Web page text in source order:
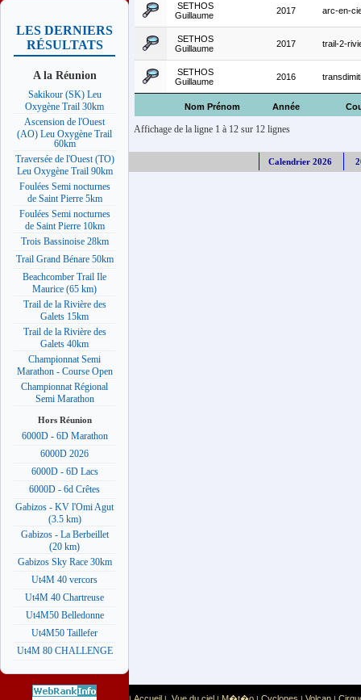
LES DERNIERS
RÉSULTATS
A la Réunion
Sakikour (SK) Leu
Oxygène Trail 30km
Ascension de l'Ouest
(AO) Leu Oxygène Trail
60km
Traversée de l'Ouest (TO)
Leu Oxygène Trail 90km
Foulées Semi nocturnes
de Saint Pierre 5km
Foulées Semi nocturnes
de Saint Pierre 10km
Trois Bassinoise 28km
Trail Grand Bénare 50km
Beachcomber Trail Ile
Maurice (65 km)
Trail de la Rivière des
Galets 15km
Trail de la Rivière des
Galets 40km
Championnat Semi
Marathon - Course Open
Championnat Régional
Semi Marathon
Hors Réunion
6000D - 6D Marathon
6000D 2026
6000D - 6D Lacs
6000D - 6d Crêtes
Gabizos - KV l'Omi Agut
(3.5 km)
Gabizos - La Berbeillet
(20 km)
Gabizos Sky Race 30km
Ut4M 40 vercors
Ut4M 40 Chartreuse
Ut4M50 Belledonne
Ut4M50 Taillefer
Ut4M 80 CHALLENGE
Nom Prénom Année
SETHOS
Guillaume
2017 arc-en-
SETHOS
Guillaume
2017 trail-2-
SETHOS
Guillaume
2016
Affichage de la ligne 1 à 12 sur 12 lignes
Calendrier 2026